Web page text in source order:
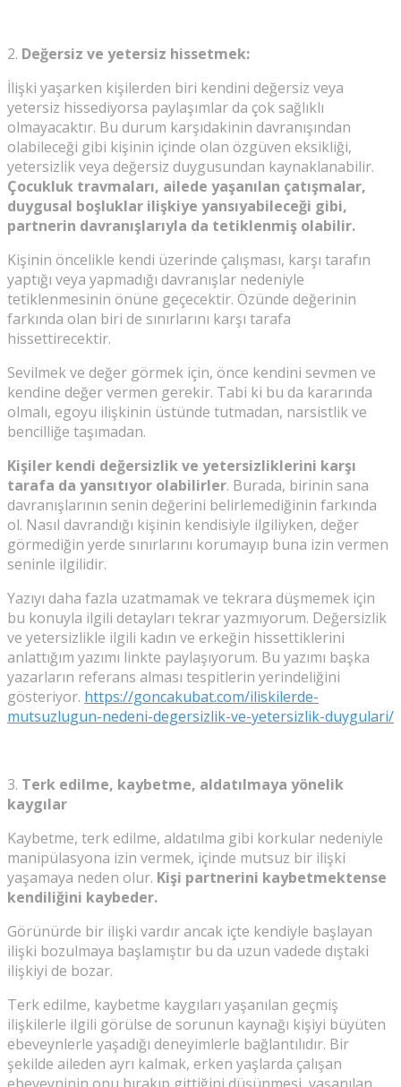
2. Değersiz ve yetersiz hissetmek:
İlişki yaşarken kişilerden biri kendini değersiz veya
yetersiz hissediyorsa paylaşımlar da çok sağlıklı
olmayacaktır. Bu durum karşıdakinin davranışından
olabileceği gibi kişinin içinde olan özgüven eksikliği,
yetersizlik veya değersiz duygusundan kaynaklanabilir.
Çocukluk travmaları, ailede yaşanılan çatışmalar,
duygusal boşluklar ilişkiye yansıyabileceği gibi,
partnerin davranışlarıyla da tetiklenmiş olabilir.
Kişinin öncelikle kendi üzerinde çalışması, karşı tarafın
yaptığı veya yapmadığı davranışlar nedeniyle
tetiklenmesinin önüne geçecektir. Özünde değerinin
farkında olan biri de sınırlarını karşı tarafa
hissettirecektir.
Sevilmek ve değer görmek için, önce kendini sevmen ve
kendine değer vermen gerekir. Tabi ki bu da kararında
olmalı, egoyu ilişkinin üstünde tutmadan, narsistlik ve
bencilliğe taşımadan.
Kişiler kendi değersizlik ve yetersizliklerini karşı
tarafa da yansıtıyor olabilirler. Burada, birinin sana
davranışlarının senin değerini belirlemediğinin farkında
ol. Nasıl davrandığı kişinin kendisiyle ilgiliyken, değer
görmediğin yerde sınırlarını korumayıp buna izin vermen
seninle ilgilidir.
Yazıyı daha fazla uzatmamak ve tekrara düşmemek için
bu konuyla ilgili detayları tekrar yazmıyorum. Değersizlik
ve yetersizlikle ilgili kadın ve erkeğin hissettiklerini
anlattığım yazımı linkte paylaşıyorum. Bu yazımı başka
yazarların referans alması tespitlerin yerindeliğini
gösteriyor. https://goncakubat.com/iliskilerde-
mutsuzlugun-nedeni-degersizlik-ve-yetersizlik-duygulari/
3. Terk edilme, kaybetme, aldatılmaya yönelik
kaygılar
Kaybetme, terk edilme, aldatılma gibi korkular nedeniyle
manipülasyona izin vermek, içinde mutsuz bir ilişki
yaşamaya neden olur. Kişi partnerini kaybetmektense
kendiliğini kaybeder.
Görünürde bir ilişki vardır ancak içte kendiyle başlayan
ilişki bozulmaya başlamıştır bu da uzun vadede dıştaki
ilişkiyi de bozar.
Terk edilme, kaybetme kaygıları yaşanılan geçmiş
ilişkilerle ilgili görülse de sorunun kaynağı kişiyi büyüten
ebeveynlerle yaşadığı deneyimlerle bağlantılıdır. Bir
şekilde aileden ayrı kalmak, erken yaşlarda çalışan